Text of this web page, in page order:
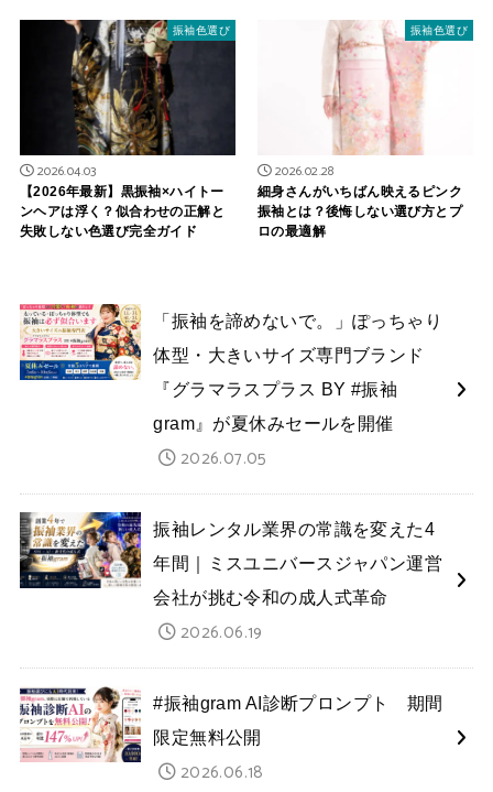
振袖色選び
2026.04.03
【2026年最新】黒振袖×ハイトー
ンヘアは浮く？似合わせの正解と
失敗しない色選び完全ガイド
振袖色選び
2026.02.28
細身さんがいちばん映えるピンク
振袖とは？後悔しない選び方とプ
ロの最適解
「振袖を諦めないで。」ぽっちゃり
体型・大きいサイズ専門ブランド
『グラマラスプラス BY #振袖
gram』が夏休みセールを開催
2026.07.05
振袖レンタル業界の常識を変えた4
年間｜ミスユニバースジャパン運営
会社が挑む令和の成人式革命
2026.06.19
#振袖gram AI診断プロンプト 期間
限定無料公開
2026.06.18